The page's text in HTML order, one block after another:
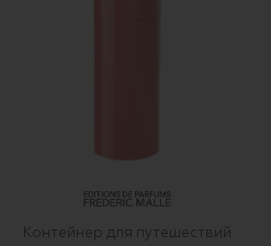
Контейнер для путешествий